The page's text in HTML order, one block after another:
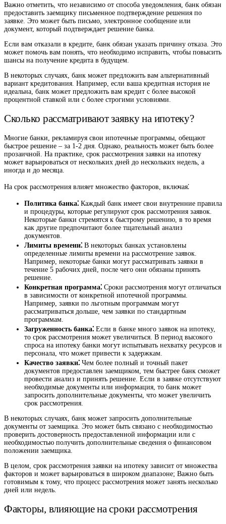
Важно отметить, что независимо от способа уведомления, банк обязан
предоставить заемщику письменное подтверждение решения по
заявке. Это может быть письмо, электронное сообщение или
документ, который подтверждает решение банка.
Если вам отказали в кредите, банк обязан указать причину отказа. Это
может помочь вам понять, что необходимо исправить, чтобы повысить
шансы на получение кредита в будущем.
В некоторых случаях, банк может предложить вам альтернативный
вариант кредитования. Например, если ваша кредитная история не
идеальна, банк может предложить вам кредит с более высокой
процентной ставкой или с более строгими условиями.
Сколько рассматривают заявку на ипотеку?
Многие банки, рекламируя свои ипотечные программы, обещают
быстрое решение – за 1-2 дня. Однако, реальность может быть более
прозаичной. На практике, срок рассмотрения заявки на ипотеку
может варьироваться от нескольких дней до нескольких недель, а
иногда и до месяца.
На срок рассмотрения влияет множество факторов, включая⁚
Политика банка⁚ Каждый банк имеет свои внутренние правила
и процедуры, которые регулируют срок рассмотрения заявок.
Некоторые банки стремятся к быстрому решению, в то время
как другие предпочитают более тщательный анализ
документов.
Лимиты времени⁚ В некоторых банках установлены
определенные лимиты времени на рассмотрение заявок.
Например, некоторые банки могут рассматривать заявки в
течение 5 рабочих дней, после чего они обязаны принять
решение.
Конкретная программа⁚ Сроки рассмотрения могут отличаться
в зависимости от конкретной ипотечной программы.
Например, заявки по льготным программам могут
рассматриваться дольше, чем заявки по стандартным
программам.
Загруженность банка⁚ Если в банке много заявок на ипотеку,
то срок рассмотрения может увеличиться. В период высокого
спроса на ипотеку банки могут испытывать нехватку ресурсов и
персонала, что может привести к задержкам.
Качество заявки⁚ Чем более полный и точный пакет
документов предоставлен заемщиком, тем быстрее банк сможет
провести анализ и принять решение. Если в заявке отсутствуют
необходимые документы или информация, то банк может
запросить дополнительные документы, что может увеличить
срок рассмотрения.
В некоторых случаях, банк может запросить дополнительные
документы от заемщика. Это может быть связано с необходимостью
проверить достоверность предоставленной информации или с
необходимостью получить дополнительные сведения о финансовом
положении заемщика.
В целом, срок рассмотрения заявки на ипотеку зависит от множества
факторов и может варьироваться в широком диапазоне; Важно быть
готовимым к тому, что процесс рассмотрения может занять несколько
дней или недель.
Факторы, влияющие на сроки рассмотрения